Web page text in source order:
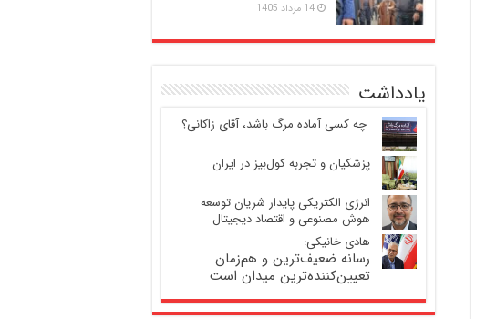
14 مرداد 1405
یادداشت
‍ چه کسی آماده مرگ باشد، آقای زاکانی؟
پزشکیان و تجربه کول‌بیز در ایران
انرژی الکتریکی پایدار شریان توسعه
هوش مصنوعی و اقتصاد دیجیتال
هادی خانیکی:
رسانه ضعیف‌ترین و هم‌زمان
تعیین‌کننده‌ترین میدان است